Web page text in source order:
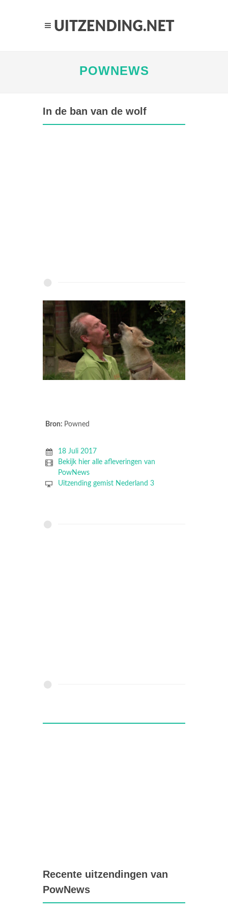
POWNEWS
In de ban van de wolf
Bron: Powned
18 Juli 2017
Bekijk hier alle afleveringen van
PowNews
Uitzending gemist Nederland 3
Recente uitzendingen van
PowNews